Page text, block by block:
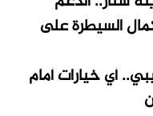
السيطرة على
أي خيارات أمام